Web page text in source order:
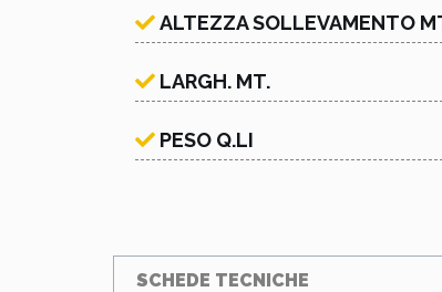
ALTEZZA SOLLEVAMENTO
LARGH. MT.
PESO Q.LI
SCHEDE TECNICHE